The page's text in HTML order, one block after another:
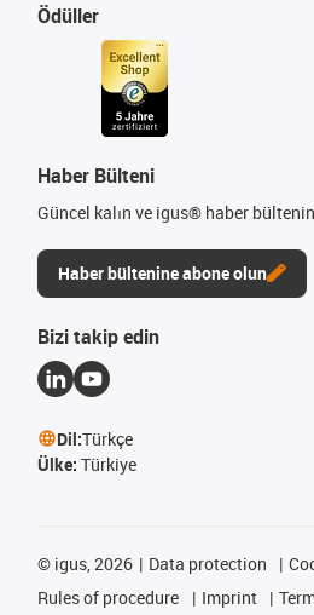
Ödüller
Haber Bülteni
Güncel kalın ve igus® haber
Haber bültenine abone olun
Bizi takip edin
Dil:Türkçe
Ülke: Türkiye
© igus, 2026 Data protection
Rules of procedure
Imprint